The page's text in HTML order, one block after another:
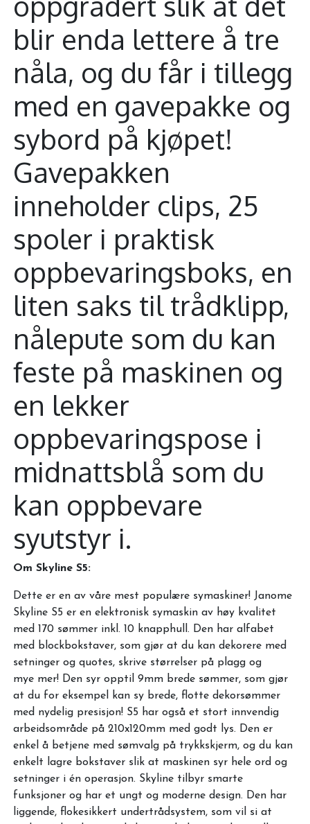
blir enda lettere å tre
nåla, og du får i tillegg
med en gavepakke og
sybord på kjøpet!
Gavepakken
inneholder clips, 25
spoler i praktisk
oppbevaringsboks, en
liten saks til trådklipp,
nålepute som du kan
feste på maskinen og
en lekker
oppbevaringspose i
midnattsblå som du
kan oppbevare
syutstyr i.
Om Skyline S5:
Dette er en av våre mest populære symaskiner! Janome
Skyline S5 er en elektronisk symaskin av høy kvalitet
med 170 sømmer inkl. 10 knapphull. Den har alfabet
med blockbokstaver, som gjør at du kan dekorere med
setninger og quotes, skrive størrelser på plagg og
mye mer! Den syr opptil 9mm brede sømmer, som gjør
at du for eksempel kan sy brede, flotte dekorsømmer
med nydelig presisjon! S5 har også et stort innvendig
arbeidsområde på 210x120mm med godt lys. Den er
enkel å betjene med sømvalg på trykkskjerm, og du kan
enkelt lagre bokstaver slik at maskinen syr hele ord og
setninger i én operasjon. Skyline tilbyr smarte
funksjoner og har et ungt og moderne design. Den har
liggende, flokesikkert undertrådsystem, som vil si at